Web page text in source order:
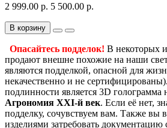
2 999.00 р. 5 500.00 р.
В корзину
Опасайтесь подделок! В некоторых
продают внешне похожие на наши
являются подделкой, опасной для
некачественно и не
подлинности является 3D голограмма
Агрономия XXI-й век. Если её нет,
подделку, сочувствуем вам. Также вы
изделиями затребовать